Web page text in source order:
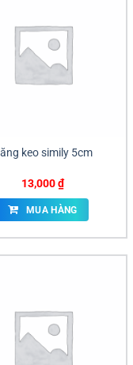
keo simily 5cm
13,000₫
MUA HÀNG